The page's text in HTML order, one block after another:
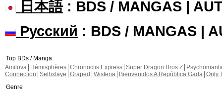
日本語: BDS / MANGAS |
Русский : BDS / MANGAS |
Top BDs / Manga
Amilova
Hémisphères Chronoctis Express Super Dragon Bros Z
Connection Sethxfaye Graped Wisteria Bienvenidos A República Gada Only
Genre